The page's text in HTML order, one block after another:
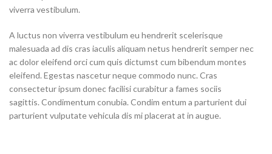
viverra vestibulum.
A luctus non viverra vestibulum eu hendrerit scelerisque
malesuada ad dis cras iaculis aliquam netus hendrerit semper nec
ac dolor eleifend orci cum quis dictumst cum bibendum montes
eleifend. Egestas nascetur neque commodo nunc. Cras
consectetur ipsum donec facilisi curabitur a fames sociis
sagittis. Condimentum conubia. Condim entum a parturient dui
parturient vulputate vehicula dis mi placerat at in augue.